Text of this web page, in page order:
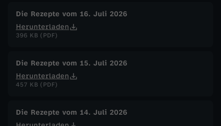
e
-
H
i
m
Die Rezepte vom 16. Juli 2026
Herunterladen
396 KB (PDF)
Die Rezepte vom 15. Juli 2026
Herunterladen
457 KB (PDF)
Die Rezepte vom 14. Juli 2026